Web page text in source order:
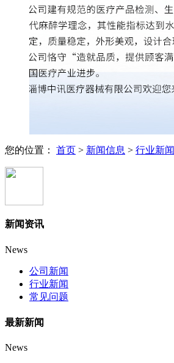
您的位置： 首页 > 新闻信息 > 行业新闻
新闻资讯
News
公司新闻
行业新闻
常见问题
最新新闻
News